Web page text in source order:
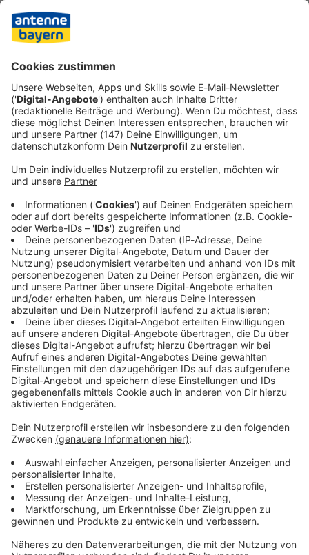
gelang ihr der zehnte Aufstieg. Nach eigenen Angaben
begann sie ihre professionelle Karriere als Lastenträgerin
und Küchenhilfe. Später sei sie auch als Trekking- und
Bergführerin tätig gewesen.
Immer auf dem Laufenden
bleiben!
Verpass' nichts mehr - mit unserem kostenlosen
ANTENNE BAYERN Newsletter. Ob Nachrichten,
Lifestyle oder unsere neuesten Aktionen - wir
informieren dich.
Zum Newsletter anmelden